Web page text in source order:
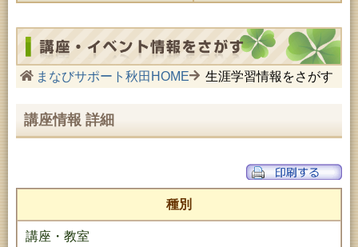
まなびサポート秋田HOME 生涯学習情報をさがす
講座情報 詳細
種別
講座・教室